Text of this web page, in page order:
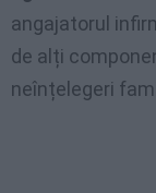
angajatorul
de alți
neînțelegeri